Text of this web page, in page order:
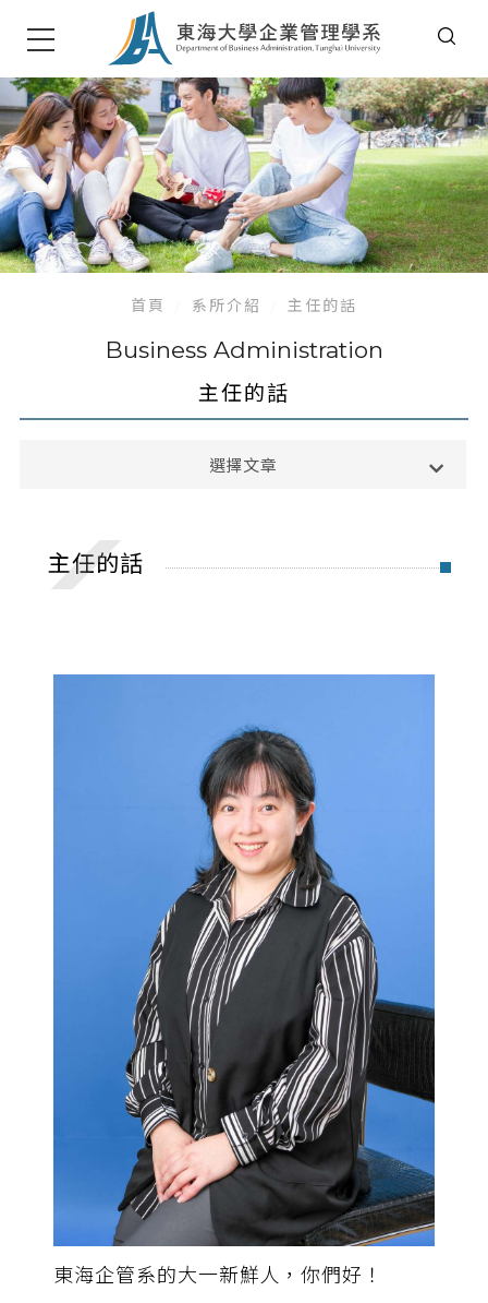
首頁 系所介紹 主任的話
Business Administration
主任的話
選擇文章
歷史沿革
主任的話
東海企管系的大一新鮮人，你們好！